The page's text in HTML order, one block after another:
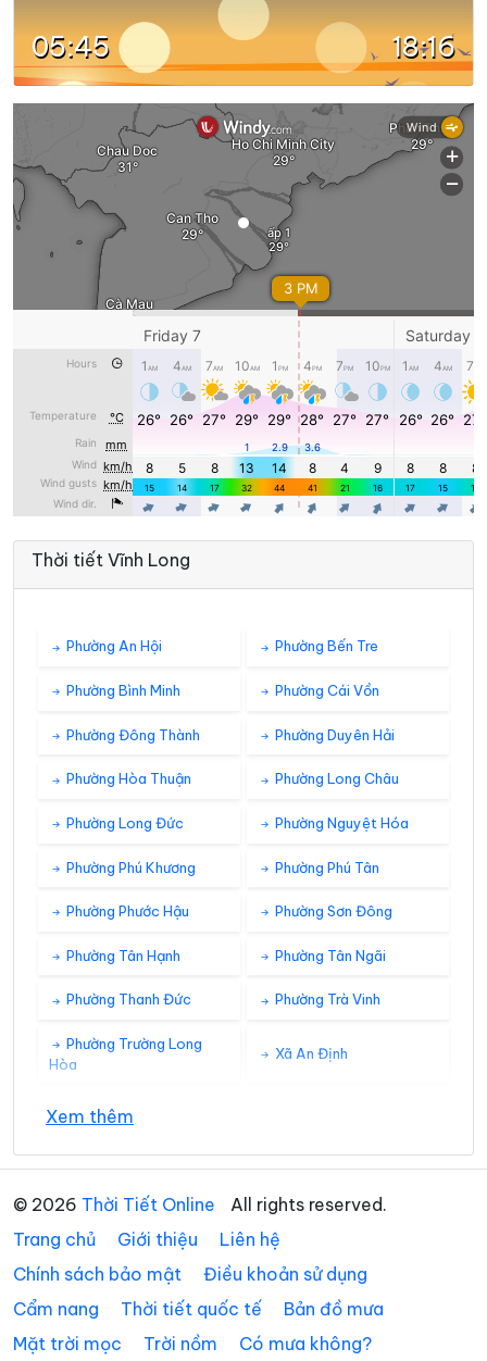
05:45 18:16
Thời tiết Vĩnh Long
Phường An Hội Phường Bến Tre
Phường Bình Minh Phường Cái Vồn
Phường Đông Thành Phường Duyên Hải
Phường Hòa Thuận Phường Long Châu
Phường Long Đức Phường Nguyệt Hóa
Phường Phú Khương Phường Phú Tân
Phường Phước Hậu Phường Sơn Đông
Phường Tân Hạnh Phường Tân Ngãi
Phường Thanh Đức Phường Trà Vinh
Phường Trường Long
Hòa
Xã An Định
Xã An Hiệp
Xã An Phú Tân Xã An Qui
Xã Ba Tri Xã Bảo Thạnh
Xã Bình Đại Xã Bình Phú
Xã Bình Phước Xã Cái Ngang
Xem thêm
© 2026 Thời Tiết Online
All rights reserved.
Trang chủ
Giới thiệu
Liên hệ
Chính sách bảo mật
Điều khoản sử dụng
Cẩm nang
Thời tiết quốc tế
Bản đồ mưa
Mặt trời mọc
Trời nồm Có mưa không?